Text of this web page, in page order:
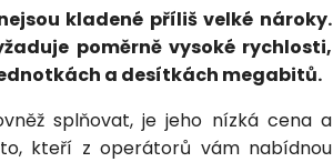
kladené příliš velké nároky.
poměrně vysoké rychlosti,
a desítkách megabitů.
splňovat, je jeho nízká cena a
kteří z operátorů vám nabídnou
údajů.